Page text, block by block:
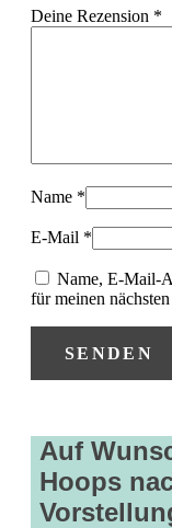
Deine Rezension *
Name *
E-Mail *
Name, E-Mail-
für meinen
Auf
Hoops